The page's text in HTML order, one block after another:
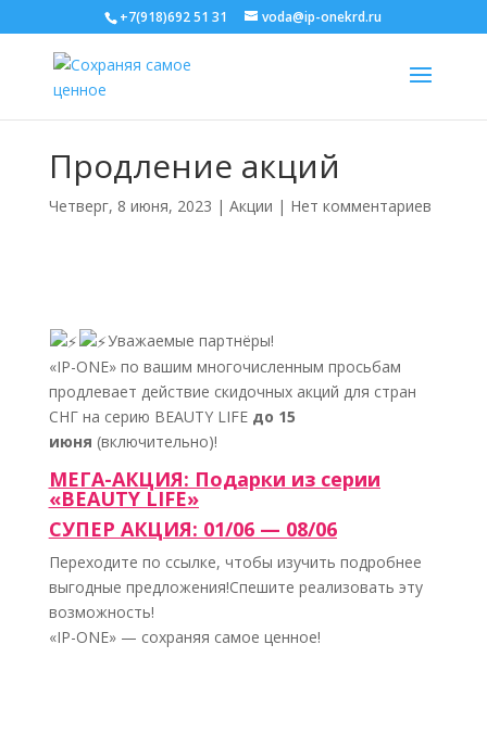
+7(918)692 51 31 voda@ip-onekrd.ru
Продление акций
Четверг, 8 июня, 2023 | Акции | Нет комментариев
Уважаемые партнёры!
«IP-ONE» по вашим многочисленным просьбам
продлевает действие скидочных акций для стран
СНГ на серию BEAUTY LIFE до 15
июня (включительно)!
МЕГА-АКЦИЯ: Подарки из серии
«BEAUTY LIFE»
СУПЕР АКЦИЯ: 01/06 — 08/06
Переходите по ссылке, чтобы изучить подробнее
выгодные предложения!Спешите реализовать эту
возможность!
«IP-ONE» — сохраняя самое ценное!